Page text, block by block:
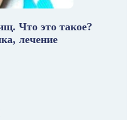
Что это такое?
лечение